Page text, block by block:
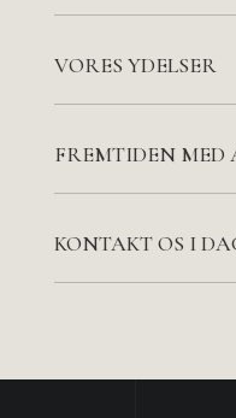
VORES YDELSER
FREMTIDEN MED
KONTAKT OS I